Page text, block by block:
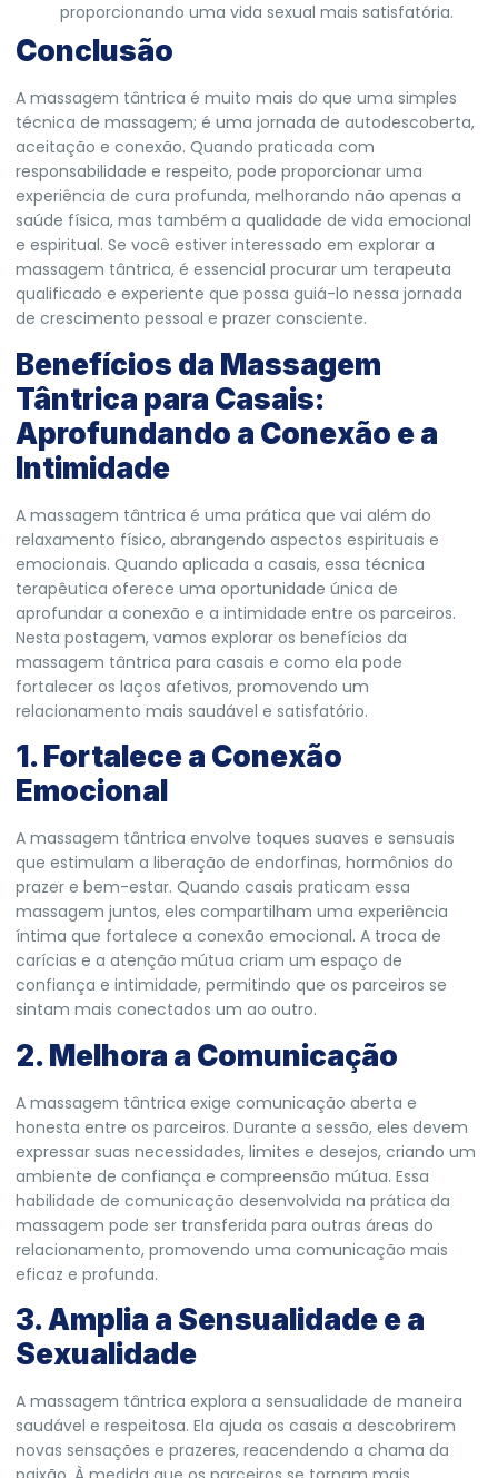
proporcionando uma vida sexual mais satisfatória.
Conclusão
A massagem tântrica é muito mais do que uma simples
técnica de massagem; é uma jornada de autodescoberta,
aceitação e conexão. Quando praticada com
responsabilidade e respeito, pode proporcionar uma
experiência de cura profunda, melhorando não apenas a
saúde física, mas também a qualidade de vida emocional
e espiritual. Se você estiver interessado em explorar a
massagem tântrica, é essencial procurar um terapeuta
qualificado e experiente que possa guiá-lo nessa jornada
de crescimento pessoal e prazer consciente.
Benefícios da Massagem
Tântrica para Casais:
Aprofundando a Conexão e a
Intimidade
A massagem tântrica é uma prática que vai além do
relaxamento físico, abrangendo aspectos espirituais e
emocionais. Quando aplicada a casais, essa técnica
terapêutica oferece uma oportunidade única de
aprofundar a conexão e a intimidade entre os parceiros.
Nesta postagem, vamos explorar os benefícios da
massagem tântrica para casais e como ela pode
fortalecer os laços afetivos, promovendo um
relacionamento mais saudável e satisfatório.
1. Fortalece a Conexão
Emocional
A massagem tântrica envolve toques suaves e sensuais
que estimulam a liberação de endorfinas, hormônios do
prazer e bem-estar. Quando casais praticam essa
massagem juntos, eles compartilham uma experiência
íntima que fortalece a conexão emocional. A troca de
carícias e a atenção mútua criam um espaço de
confiança e intimidade, permitindo que os parceiros se
sintam mais conectados um ao outro.
2. Melhora a Comunicação
A massagem tântrica exige comunicação aberta e
honesta entre os parceiros. Durante a sessão, eles devem
expressar suas necessidades, limites e desejos, criando um
ambiente de confiança e compreensão mútua. Essa
habilidade de comunicação desenvolvida na prática da
massagem pode ser transferida para outras áreas do
relacionamento, promovendo uma comunicação mais
eficaz e profunda.
3. Amplia a Sensualidade e a
Sexualidade
A massagem tântrica explora a sensualidade de maneira
saudável e respeitosa. Ela ajuda os casais a descobrirem
novas sensações e prazeres, reacendendo a chama da